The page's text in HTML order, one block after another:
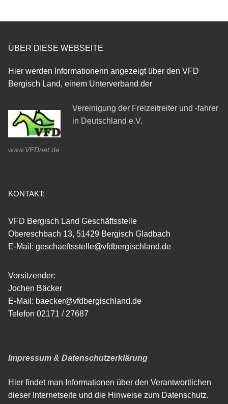
ÜBER DIESE WEBSEITE
Hier werden Informationenn angezeigt über den VFD
Bergisch Land, einem Unterverband der
www.VFDnet.de
Vereinigung der Freizeitreiter und -fahrer
in Deutschland e.V.
KONTAKT:
VFD Bergisch Land Geschäftsstelle
Obereschbach 13, 51429 Bergisch Gladbach
E-Mail: geschaeftsstelle@vfdbergischland.de
Vorsitzender:
Jochen Bäcker
E-Mail: baecker@vfdbergischland.de
Telefon 02171 / 27687
Impressum & Datenschutzerklärung
Hier findet man Informationen über den Verantwortlichen
dieser Internetseite und die Hinweise zum Datenschutz.